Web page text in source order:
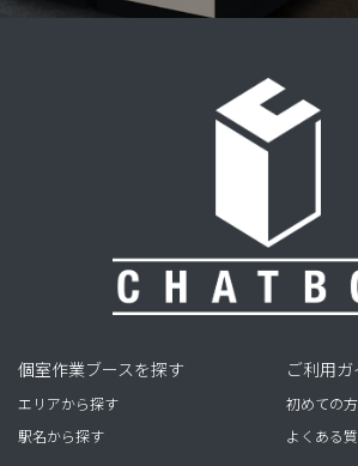
個室作業ブースを探す
エリアから探す
駅名から探す
ご利用ガ
初めての
よくある